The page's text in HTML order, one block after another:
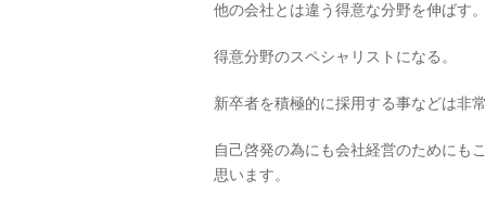
他の会社とは違う得意な分野を伸ばす。
得意分野のスペシャリストになる。
新卒者を積極的に採用する事などは非
自己啓発の為にも会社経営のためにも
思います。